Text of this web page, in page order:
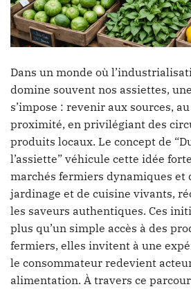
Dans un monde où
domine souvent nos assiettes,
s’impose : revenir aux sources,
proximité, en privilégiant des
produits locaux. Le concept de
l’assiette” véhicule cette idée
marchés fermiers dynamiques et
jardinage et de cuisine vivants,
les saveurs authentiques. Ces
plus qu’un simple accès à des
fermiers, elles invitent à une
le consommateur redevient
alimentation. À travers ce